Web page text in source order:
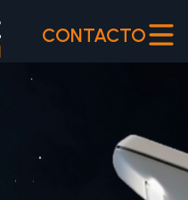
CONTACTO